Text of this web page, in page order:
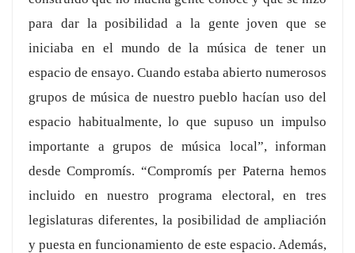
para dar la posibilidad a la gente joven que se
iniciaba en el mundo de la música de tener un
espacio de ensayo. Cuando estaba abierto numerosos
grupos de música de nuestro pueblo hacían uso del
espacio habitualmente, lo que supuso un impulso
importante a grupos de música local”, informan
desde Compromís. “Compromís per Paterna hemos
incluido en nuestro programa electoral, en tres
legislaturas diferentes, la posibilidad de ampliación
y puesta en funcionamiento de este espacio. Además,